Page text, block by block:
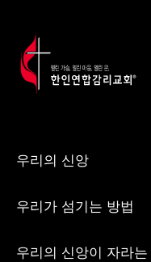
우리의 신앙
우리가 섬기는 방법
우리의 신앙이 자라